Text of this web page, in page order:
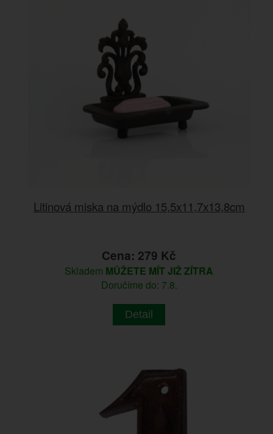
Litinová miska na mýdlo 15,5x11,7x13,8cm
Cena: 279 Kč
Skladem MŮŽETE MÍT JIŽ ZÍTRA
Doručíme do: 7.8.
Detail